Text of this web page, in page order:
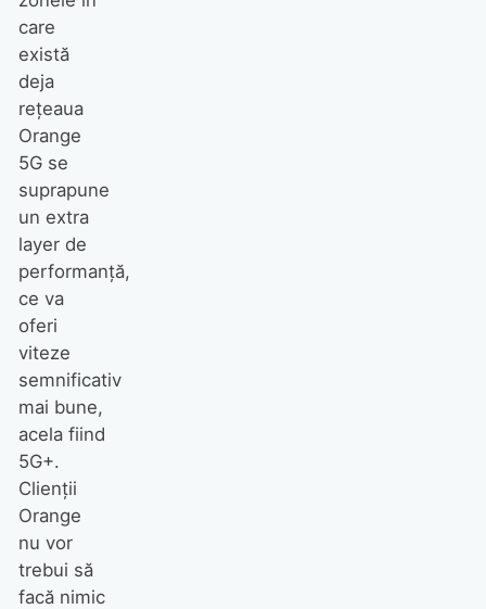
care
există
deja
rețeaua
Orange
5G se
suprapune
un extra
layer de
performanță,
ce va
oferi
viteze
semnificativ
mai bune,
acela fiind
5G+.
Clienții
Orange
nu vor
trebui să
facă nimic